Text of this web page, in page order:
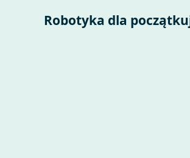
Robotyka dla